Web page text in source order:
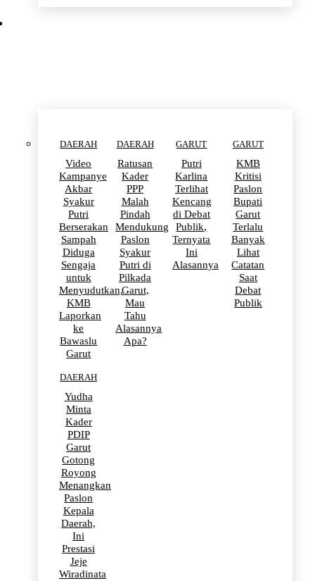
DAERAH
Video
Kampanye
Akbar
Syakur
Putri
Berserakan
Sampah
Diduga
Sengaja
untuk
Menyudutkan,
KMB
Laporkan
ke
Bawaslu
Garut
DAERAH
Ratusan
Kader
PPP
Malah
Pindah
Mendukung
Paslon
Syakur
Putri di
Pilkada
Garut,
Mau
Tahu
Alasannya
Apa?
GARUT
Putri
Karlina
Terlihat
Kencang
di Debat
Publik,
Ternyata
Ini
Alasannya
GARUT
KMB
Kritisi
Paslon
Bupati
Garut
Terlalu
Banyak
Lihat
Catatan
Saat
Debat
Publik
DAERAH
Yudha
Minta
Kader
PDIP
Garut
Gotong
Royong
Menangkan
Paslon
Kepala
Daerah,
Ini
Prestasi
Jeje
Wiradinata